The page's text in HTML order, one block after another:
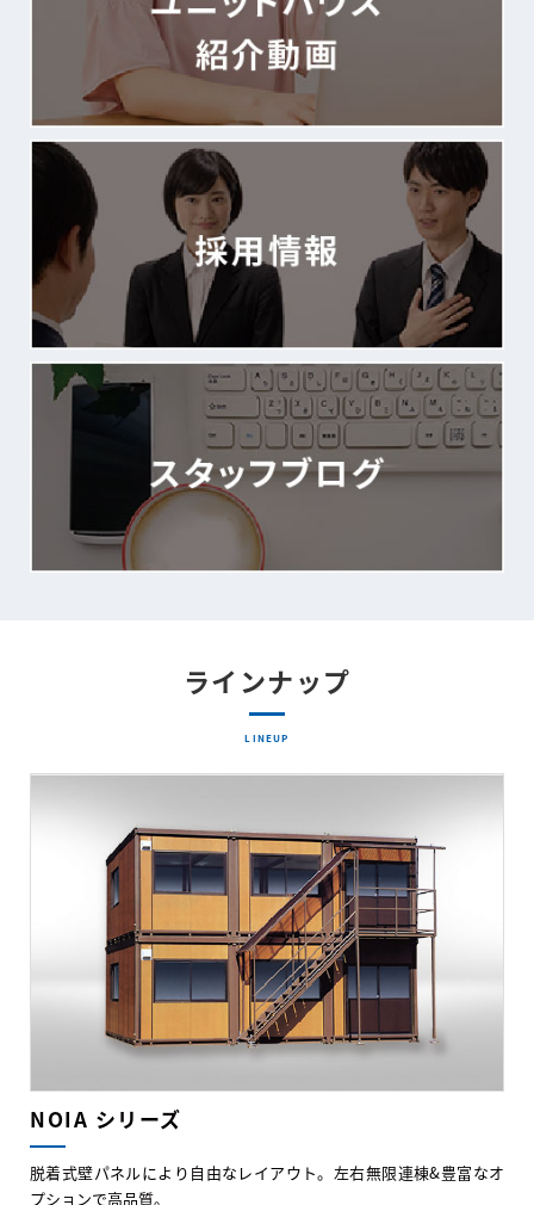
ラインナップ
LINEUP
NOIA シリーズ
脱着式壁パネルにより自由なレイアウト。左右無限連棟&豊富なオ
プションで高品質。